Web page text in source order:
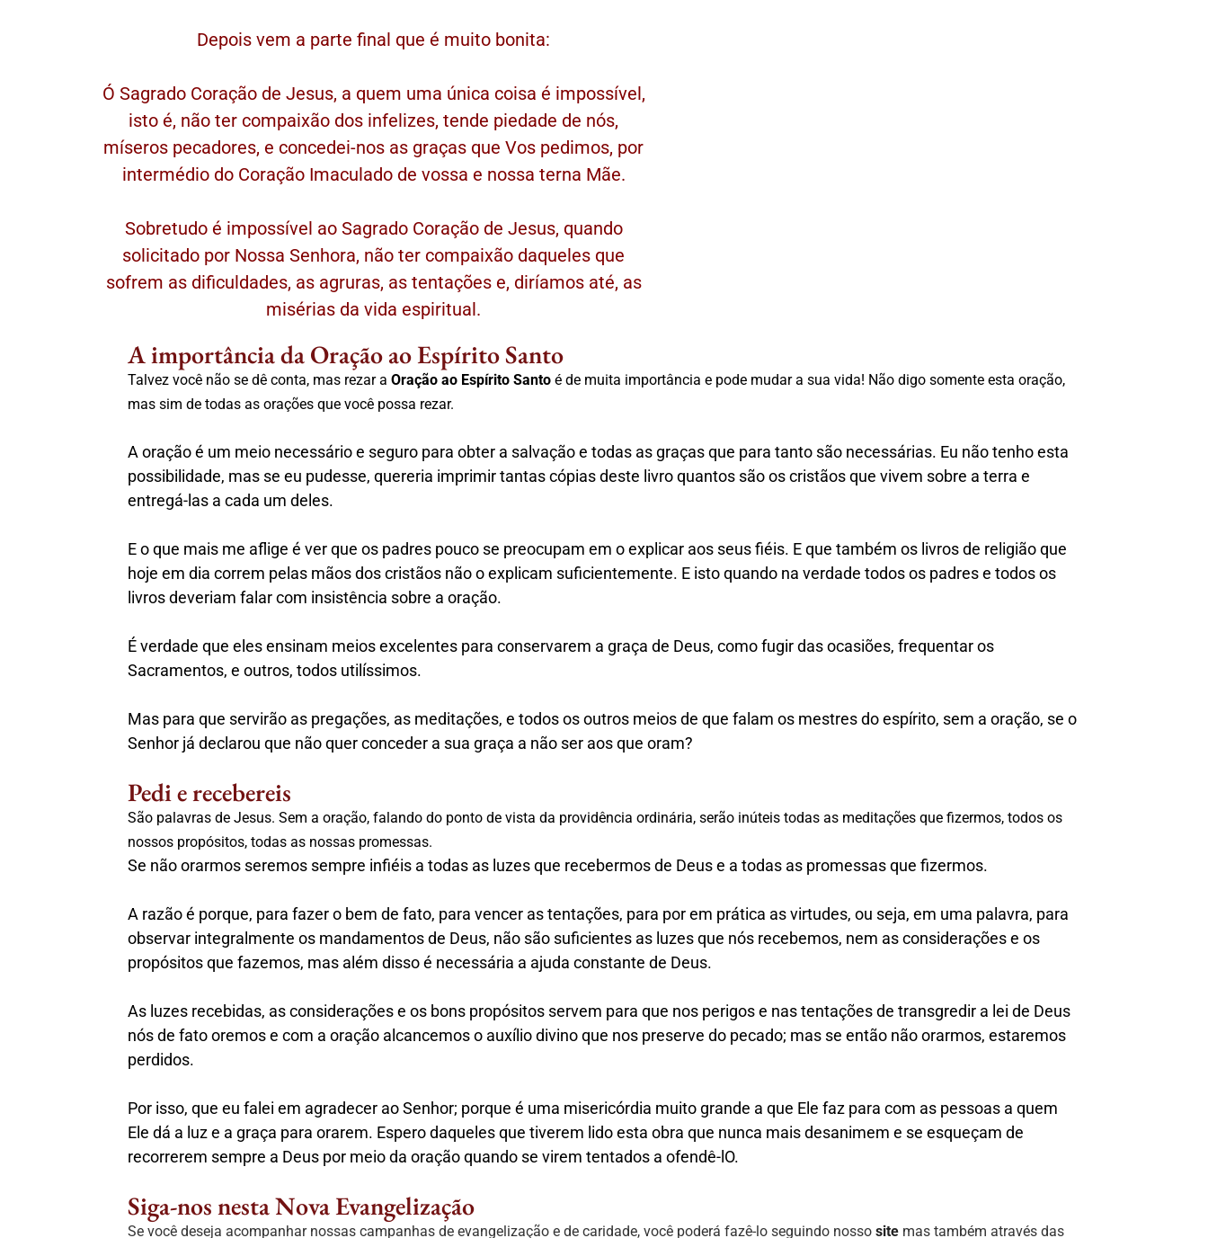
Depois vem a parte final que é muito bonita:
Ó Sagrado Coração de Jesus, a quem uma única coisa é impossível,
isto é, não ter compaixão dos infelizes, tende piedade de nós,
míseros pecadores, e concedei-nos as graças que Vos pedimos, por
intermédio do Coração Imaculado de vossa e nossa terna Mãe.
Sobretudo é impossível ao Sagrado Coração de Jesus, quando
solicitado por Nossa Senhora, não ter compaixão daqueles que
sofrem as dificuldades, as agruras, as tentações e, diríamos até, as
misérias da vida espiritual.
A importância da Oração ao Espírito Santo
Talvez você não se dê conta, mas rezar a Oração ao Espírito Santo é de muita importância e pode mudar a sua vida! Não digo somente esta oração,
mas sim de todas as orações que você possa rezar.
A oração é um meio necessário e seguro para obter a salvação e todas as graças que para tanto são necessárias. Eu não tenho esta
possibilidade, mas se eu pudesse, quereria imprimir tantas cópias deste livro quantos são os cristãos que vivem sobre a terra e
entregá-las a cada um deles.
E o que mais me aflige é ver que os padres pouco se preocupam em o explicar aos seus fiéis. E que também os livros de religião que
hoje em dia correm pelas mãos dos cristãos não o explicam suficientemente. E isto quando na verdade todos os padres e todos os
livros deveriam falar com insistência sobre a oração.
É verdade que eles ensinam meios excelentes para conservarem a graça de Deus, como fugir das ocasiões, frequentar os
Sacramentos, e outros, todos utilíssimos.
Mas para que servirão as pregações, as meditações, e todos os outros meios de que falam os mestres do espírito, sem a oração, se o
Senhor já declarou que não quer conceder a sua graça a não ser aos que oram?
Pedi e recebereis
São palavras de Jesus. Sem a oração, falando do ponto de vista da providência ordinária, serão inúteis todas as meditações que fizermos, todos os
nossos propósitos, todas as nossas promessas.
Se não orarmos seremos sempre infiéis a todas as luzes que recebermos de Deus e a todas as promessas que fizermos.
A razão é porque, para fazer o bem de fato, para vencer as tentações, para por em prática as virtudes, ou seja, em uma palavra, para
observar integralmente os mandamentos de Deus, não são suficientes as luzes que nós recebemos, nem as considerações e os
propósitos que fazemos, mas além disso é necessária a ajuda constante de Deus.
As luzes recebidas, as considerações e os bons propósitos servem para que nos perigos e nas tentações de transgredir a lei de Deus
nós de fato oremos e com a oração alcancemos o auxílio divino que nos preserve do pecado; mas se então não orarmos, estaremos
perdidos.
Por isso, que eu falei em agradecer ao Senhor; porque é uma misericórdia muito grande a que Ele faz para com as pessoas a quem
Ele dá a luz e a graça para orarem. Espero daqueles que tiverem lido esta obra que nunca mais desanimem e se esqueçam de
recorrerem sempre a Deus por meio da oração quando se virem tentados a ofendê-lO.
Siga-nos nesta Nova Evangelização
Se você deseja acompanhar nossas campanhas de evangelização e de caridade, você poderá fazê-lo seguindo nosso site mas também através das